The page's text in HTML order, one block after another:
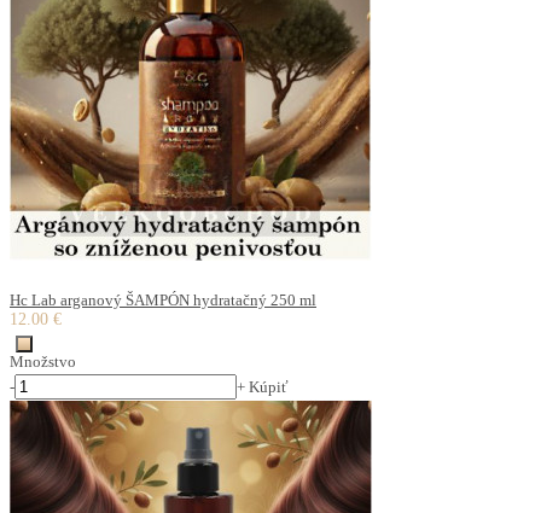
Hc Lab arganový ŠAMPÓN hydratačný 250 ml
12.00 €
Množstvo
-
+ Kúpiť